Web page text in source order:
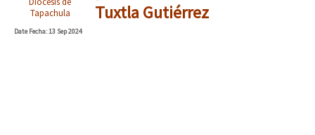
Tapachula
Tuxtla Gutiérrez
DateFecha: 13 Sep 2024